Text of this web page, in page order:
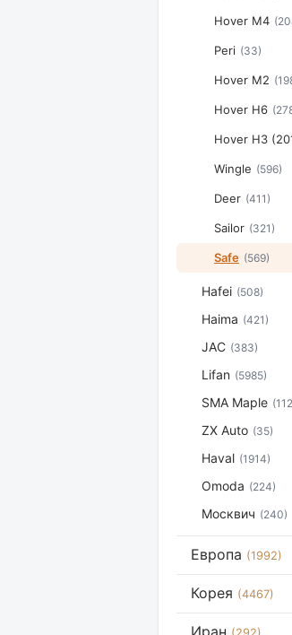
Hover M4
Peri (33)
Hover M2
Hover H6
Hover H3
Wingle (596)
Deer (411)
Sailor (321)
Safe (569)
Hafei (508)
Haima (421)
JAC (383)
Lifan (5985)
SMA Maple
ZX Auto (35)
Haval (1914)
Omoda (224)
Москвич (240)
Европа (1992)
Корея (4467)
Иран